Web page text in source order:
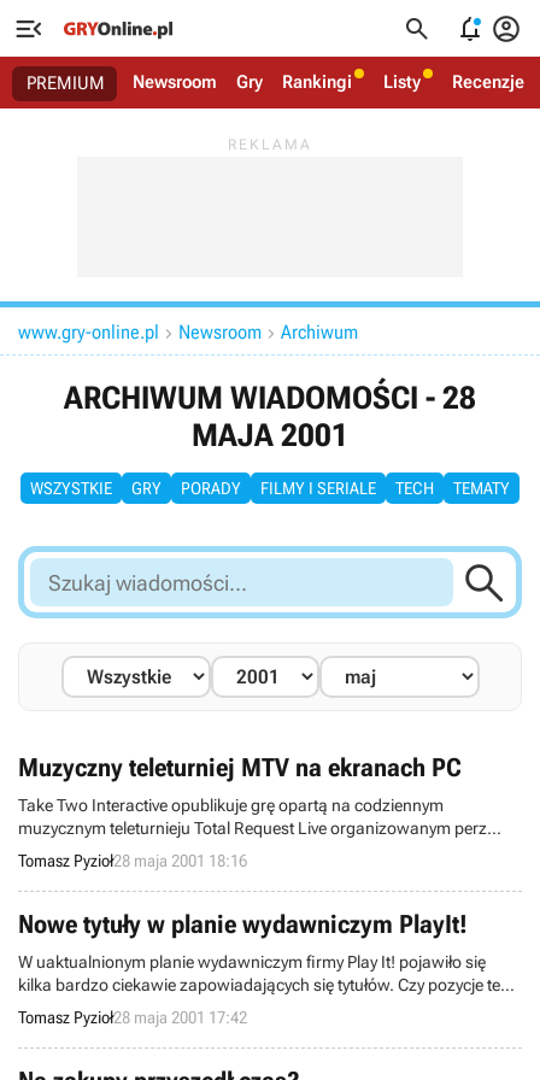
   
PREMIUM Newsroom Gry Rankingi Listy Recenzje
www.gry-online.pl  Newsroom  Archiwum
ARCHIWUM WIADOMOŚCI - 28
MAJA 2001
WSZYSTKIE GRY PORADY FILMY I SERIALE TECH TEMATY
Szukaj
wiadomości...

Muzyczny teleturniej MTV na ekranach PC
Take Two Interactive opublikuje grę opartą na codziennym
muzycznym teleturnieju Total Request Live organizowanym perz
telewizję MTV. Nad grą zatytułowaną MTV Total Request Live Trivia
pracuje zespół Hypnotix, znany z parodii Deer Avenger oraz Who
Wants to Beat Up a Millionaire (która zostanie wydana w Polce przez
firmę CODA pod nazwą Miliarderzy).
Tomasz Pyzioł28 maja 2001 18:16
Nowe tytuły w planie wydawniczym PlayIt!
W uaktualnionym planie wydawniczym firmy Play It! pojawiło się
kilka bardzo ciekawie zapowiadających się tytułów. Czy pozycje te
wystarczą by zmienić wyniki „rankingu” dystrybutorów, którego
dokonaliśmy wczoraj? Jeszcze na razie przepaść dzieląca Play It! od
dwóch liderów jest zbyt duża, jednak zapowiadane gry z pewnością
Tomasz Pyzioł28 maja 2001 17:42